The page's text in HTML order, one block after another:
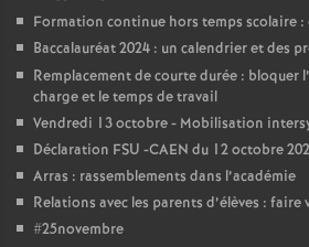
Formation continue hors temps scolaire
Baccalauréat 2024 : un calendrier et des
Remplacement de courte durée : bloquer
charge et le temps de travail
Vendredi 13 octobre - Mobilisation
Déclaration FSU -CAEN du 12 octobre
Arras : rassemblements dans l’académie
Relations avec les parents d’élèves :
#25novembre